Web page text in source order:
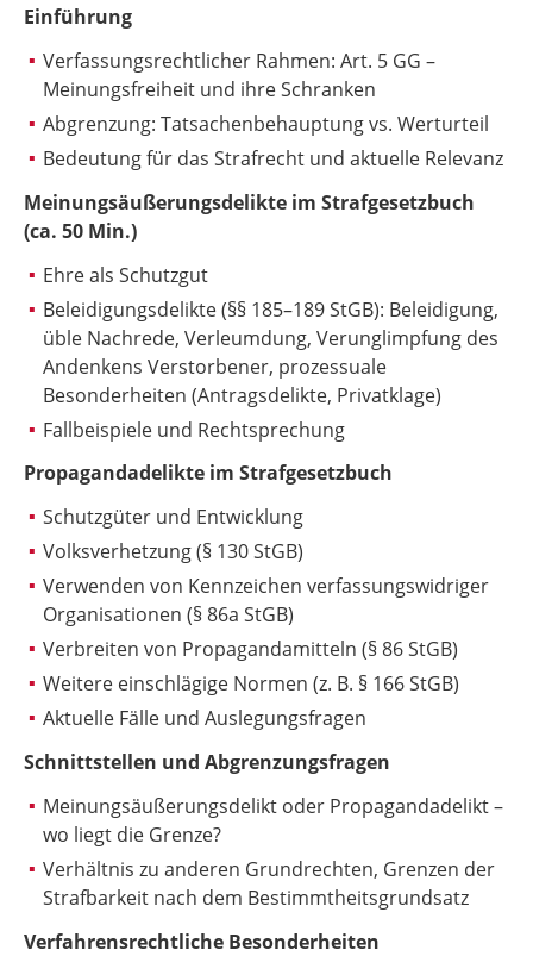
Einführung
Verfassungsrechtlicher Rahmen: Art. 5 GG –
Meinungsfreiheit und ihre Schranken
Abgrenzung: Tatsachenbehauptung vs. Werturteil
Bedeutung für das Strafrecht und aktuelle Relevanz
Meinungsäußerungsdelikte im Strafgesetzbuch
(ca. 50 Min.)
Ehre als Schutzgut
Beleidigungsdelikte (§§ 185–189 StGB): Beleidigung,
üble Nachrede, Verleumdung, Verunglimpfung des
Andenkens Verstorbener, prozessuale
Besonderheiten (Antragsdelikte, Privatklage)
Fallbeispiele und Rechtsprechung
Propagandadelikte im Strafgesetzbuch
Schutzgüter und Entwicklung
Volksverhetzung (§ 130 StGB)
Verwenden von Kennzeichen verfassungswidriger
Organisationen (§ 86a StGB)
Verbreiten von Propagandamitteln (§ 86 StGB)
Weitere einschlägige Normen (z. B. § 166 StGB)
Aktuelle Fälle und Auslegungsfragen
Schnittstellen und Abgrenzungsfragen
Meinungsäußerungsdelikt oder Propagandadelikt –
wo liegt die Grenze?
Verhältnis zu anderen Grundrechten, Grenzen der
Strafbarkeit nach dem Bestimmtheitsgrundsatz
Verfahrensrechtliche Besonderheiten